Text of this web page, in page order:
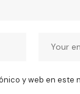
y web en este